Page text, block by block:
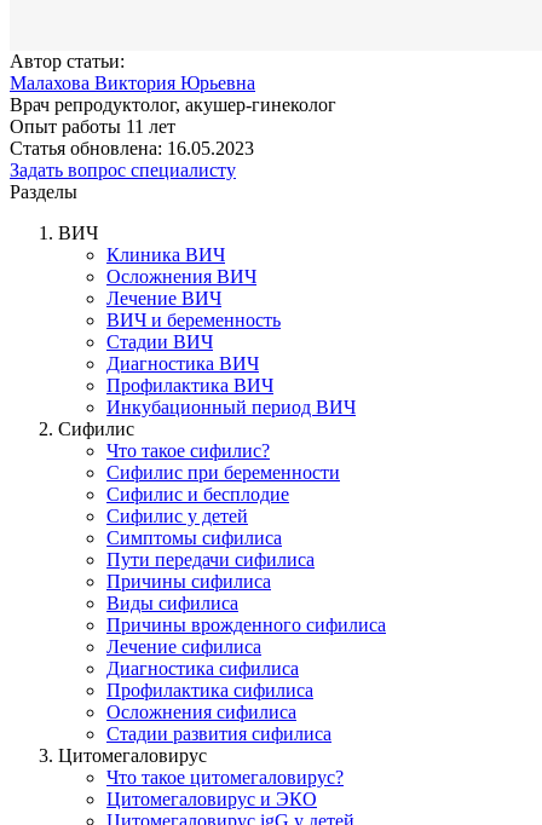
Автор статьи:
Малахова Виктория Юрьевна
Врач репродуктолог, акушер-гинеколог
Опыт работы 11 лет
Статья обновлена: 16.05.2023
Задать вопрос специалисту
Разделы
ВИЧ
Клиника ВИЧ
Осложнения ВИЧ
Лечение ВИЧ
ВИЧ и беременность
Стадии ВИЧ
Диагностика ВИЧ
Профилактика ВИЧ
Инкубационный период ВИЧ
Сифилис
Что такое сифилис?
Сифилис при беременности
Сифилис и бесплодие
Сифилис у детей
Симптомы сифилиса
Пути передачи сифилиса
Причины сифилиса
Виды сифилиса
Причины врожденного сифилиса
Лечение сифилиса
Диагностика сифилиса
Профилактика сифилиса
Осложнения сифилиса
Стадии развития сифилиса
Цитомегаловирус
Что такое цитомегаловирус?
Цитомегаловирус и ЭКО
Цитомегаловирус igG у детей